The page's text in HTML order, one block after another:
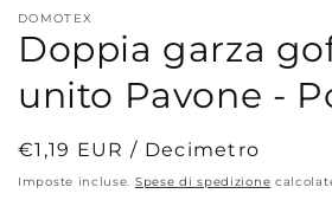
modale
DOMOTEX
Doppia garza
unito Pavone -
Prezzo
di
€1,19 EUR / Decimetro
Imposte incluse. Spese di spedizione